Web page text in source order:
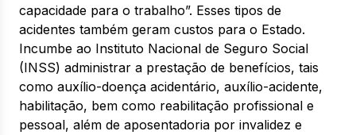
capacidade para o trabalho”. Esses tipos de
acidentes também geram custos para o Estado.
Incumbe ao Instituto Nacional de Seguro Social
(INSS) administrar a prestação de benefícios, tais
como auxílio-doença acidentário, auxílio-acidente,
habilitação, bem como reabilitação profissional e
pessoal, além de aposentadoria por invalidez e